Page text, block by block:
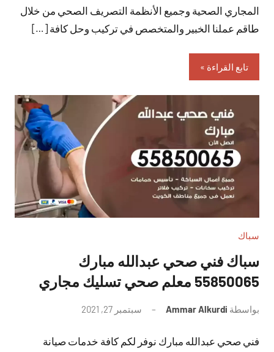
المجاري الصحية وجميع الأنظمة التصريف الصحي من خلال
طاقم عملنا الخبير والمتخصص في تركيب وحل كافة […]
تابع القراءة
سباك
سباك فني صحي عبدالله مبارك
55850065 معلم صحي تسليك مجاري
بواسطة Ammar Alkurdi سبتمبر 27, 2021
تعليقات
فني صحي عبدالله مبارك نوفر لكم كافة خدمات صيانة